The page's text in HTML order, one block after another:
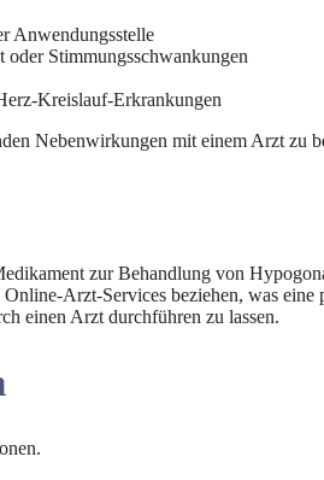
Anwendungsstelle
oder Stimmungsschwankungen
Kreislauf-Erkrankungen
Nebenwirkungen mit einem Arzt zu
zur Behandlung von
Online-Arzt-Services beziehen, was
einen Arzt durchführen zu lassen.